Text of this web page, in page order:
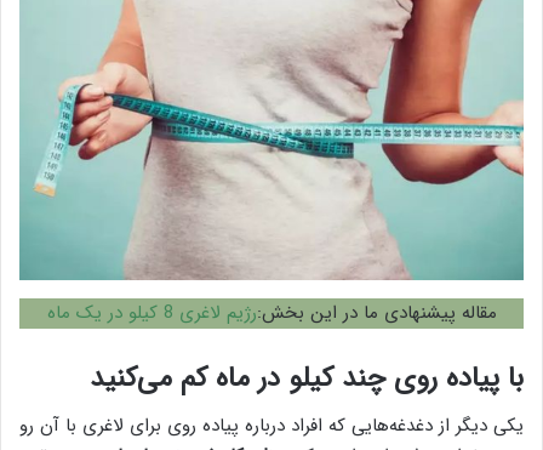
مقاله پیشنهادی ما در این بخش:رژیم لاغری 8 کیلو در یک ماه
با پیاده روی چند کیلو در ماه کم می‌کنید
یکی دیگر از دغدغه‌هایی که افراد درباره پیاده روی برای لاغری با آن رو